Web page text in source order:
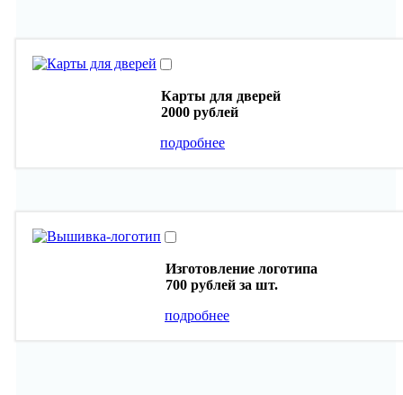
Карты для дверей
2000 рублей
подробнее
Изготовление логотипа
700 рублей за шт.
подробнее